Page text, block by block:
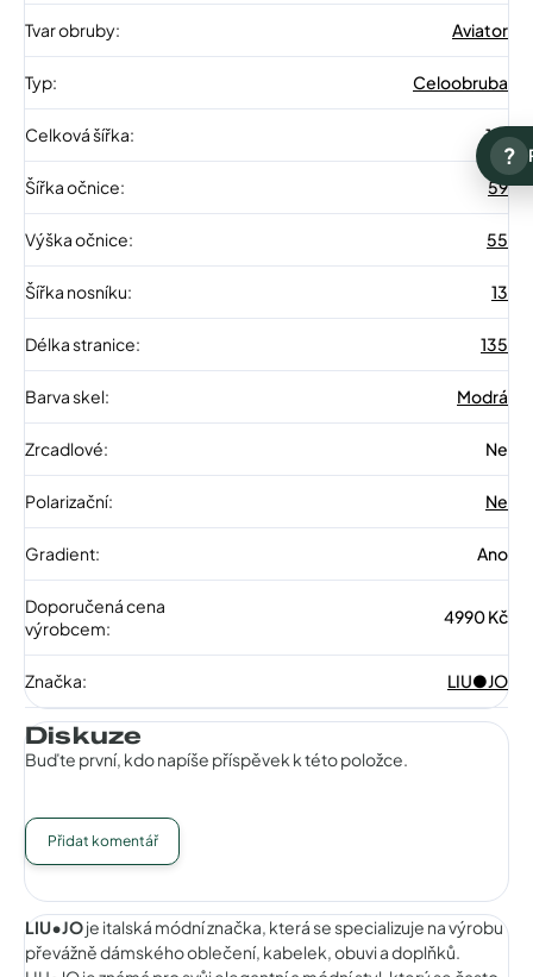
Tvar obruby: Aviator
Typ: Celoobruba
Celková šířka: 141
Šířka očnice: 59
Výška očnice: 55
Šířka nosníku: 13
Délka stranice: 135
Barva skel: Modrá
Zrcadlové: Ne
Polarizační: Ne
Gradient: Ano
Doporučená cena
výrobcem:
4990 Kč
Značka: LIU●JO
Diskuze
Buďte první, kdo napíše příspěvek k této položce.
Přidat komentář
LIU•JOje italská módní značka, která se specializuje na výrobu
převážně dámského oblečení, kabelek, obuvi a doplňků.
?